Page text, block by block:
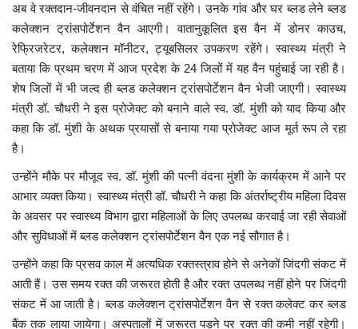
छत्तीसगढ़
मनोरंजन
लाइफस्टाइल
खेल
ब्रेकिंग न्यूज़
व्यापार
टेक न्यूज़
अब वे रक्तदान-जीवनदान से वंचित नहीं रहेंगे। उनके गांव और घर ब्लड लेने ब्लड
कलेक्शन ट्रांसपोर्टेशन वैन आएगी। वातानुकूलित इस वैन में डोनर काउच,
रेफ्रिजरेटर, कलेक्शन मॉनीटर, ट्यूबसिलर उपकरण रहेंगे। स्वास्थ्य मंत्री ने
बताया कि प्रथम चरण में आज प्रदेश के 24 जिलों में यह वैन पहुंचाई जा रही है।
शेष जिलों में भी जल्द ही ब्लड कलेक्शन ट्रांसपोर्टेशन वैन भेजी जाएगी। स्वास्थ्य
मंत्री डॉ. चौधरी ने इस प्रोजेक्ट को बनाने वाले स्व. डॉ. मुंशी को याद किया और
कहा कि डॉ. मुंशी के अथक प्रयासों से बनाया गया प्रोजेक्ट आज मूर्त रूप ले रहा
है।
उन्होंने मौके पर मौजूद स्व. डॉ. मुंशी की पत्नी वंदना मुंशी के कार्यक्रम में आने पर
आभार व्यक्त किया। स्वास्थ्य मंत्री डॉ. चौधरी ने कहा कि अंतर्राष्ट्रीय महिला दिवस
के अवसर पर स्वास्थ्य विभाग द्वारा महिलाओं के लिए उपलब्ध करवाई जा रही सेवाओं
और सुविधाओं में ब्लड कलेक्शन ट्रांसपोर्टेशन वैन एक नई सौगात है।
उन्होंने कहा कि प्रसव काल में अत्यधिक रक्तस्त्राव होने से अनेकों जिंदगी संकट में
आती हैं। उस समय रक्त की जरूरत होती है और रक्त उपलब्ध नहीं होने पर जिंदगी
संकट में आ जाती है। ब्लड कलेक्शन ट्रांसपोर्टेशन वैन से रक्त कलेक्ट कर ब्लड
बैंक तक लाया जायेगा। अस्पतालों में जरूरत पड़ने पर रक्त की कमी नहीं रहेगी।